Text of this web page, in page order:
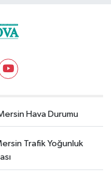
Hava Durumu
Trafik Yoğunluk